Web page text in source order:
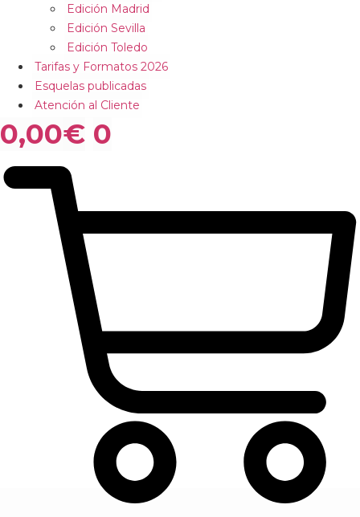
Edición Madrid
Edición Sevilla
Edición Toledo
Tarifas y Formatos 2026
Esquelas publicadas
Atención al Cliente
0,00€ 0